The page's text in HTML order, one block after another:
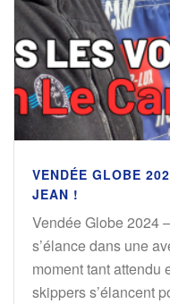
VENDÉE GLOBE
JEAN !
Vendée Globe 2024
s’élance dans une
moment tant attendu
skippers s’élancent